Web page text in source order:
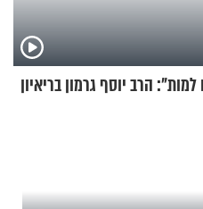
הרב יוסף גרמון בריאיון